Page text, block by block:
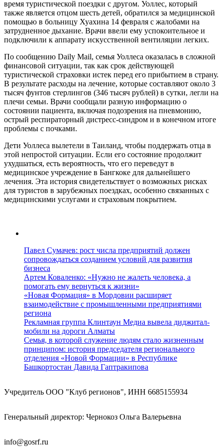
время туристической поездки с другом. Уоллес, который
также является отцом шесть детей, обратился за медицинской
помощью в больницу Хуахина 14 февраля с жалобами на
затрудненное дыхание. Врачи ввели ему успокоительное и
подключили к аппарату искусственной вентиляции легких.
По сообщению Daily Mail, семья Уоллеса оказалась в сложной
финансовой ситуации, так как срок действующей
туристической страховки истек перед его прибытием в страну.
В результате расходы на лечение, которые составляют около 3
тысяч фунтов стерлингов (346 тысяч рублей) в сутки, легли на
плечи семьи. Врачи сообщали разную информацию о
состоянии пациента, включая подозрения на пневмонию,
острый респираторный дистресс-синдром и в конечном итоге
проблемы с почками.
Дети Уоллеса вылетели в Таиланд, чтобы поддержать отца в
этой непростой ситуации. Если его состояние продолжит
ухудшаться, есть вероятность, что его переведут в
медицинское учреждение в Бангкоке для дальнейшего
лечения. Эта история свидетельствует о возможных рисках
для туристов в зарубежных поездках, особенно связанных с
медицинскими услугами и страховым покрытием.
Павел Сумачев: рост числа предприятий должен
сопровождаться созданием условий для развития
бизнеса
Артем Коваленко: «Нужно не жалеть человека, а
помогать ему вернуться к жизни»
«Новая Формация» в Мордовии расширяет
взаимодействие с промышленными предприятиями
региона
Рекламная группа Клинтаун Медиа вывела диджитал-
мобили на дороги Алматы
Семья, в которой служение людям стало жизненным
принципом: история председателя регионального
отделения «Новой Формации» в Республике
Башкортостан Давида Гаптракипова
Учредитель ООО "Клуб регионов", ИНН 6685155934
Генеральный директор: Чернокоз Ольга Валерьевна
info@gosrf.ru